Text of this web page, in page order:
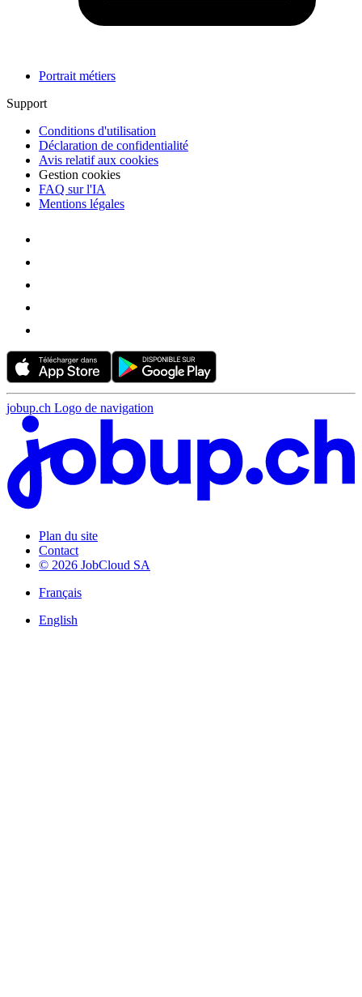
Portrait métiers
Support
Conditions d'utilisation
Déclaration de confidentialité
Avis relatif aux cookies
Gestion cookies
FAQ sur l'IA
Mentions légales
jobup.ch Logo de navigation
Plan du site
Contact
© 2026 JobCloud SA
Français
English